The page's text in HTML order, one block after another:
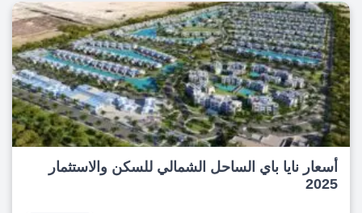
أسعار نايا باي الساحل الشمالي للسكن والاستثمار
2025